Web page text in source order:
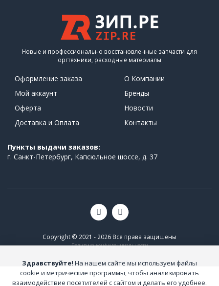
Новые и профессионально восстановленные запчасти для
оргтехники, расходные материалы
Оформление заказа
Мой аккаунт
Оферта
Доставка и Оплата
О Компании
Бренды
Новости
Контакты
Пункты выдачи заказов:
г. Санкт-Петербург, Капсюльное шоссе, д. 37
Copyright © 2021 - 2026 Все права защищены
Политика конфиденциальности
Здравствуйте! На нашем сайте мы используем файлы
cookie и метрические программы, чтобы анализировать
взаимодействие посетителей с сайтом и делать его удобнее.